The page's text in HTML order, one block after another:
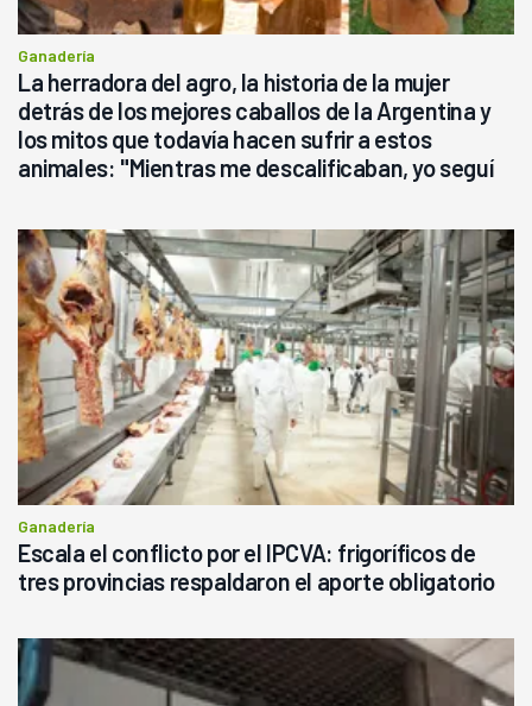
Ganadería
La herradora del agro, la historia de la mujer
detrás de los mejores caballos de la Argentina y
los mitos que todavía hacen sufrir a estos
animales: "Mientras me descalificaban, yo seguí
Ganadería
Escala el conflicto por el IPCVA: frigoríficos de
tres provincias respaldaron el aporte obligatorio